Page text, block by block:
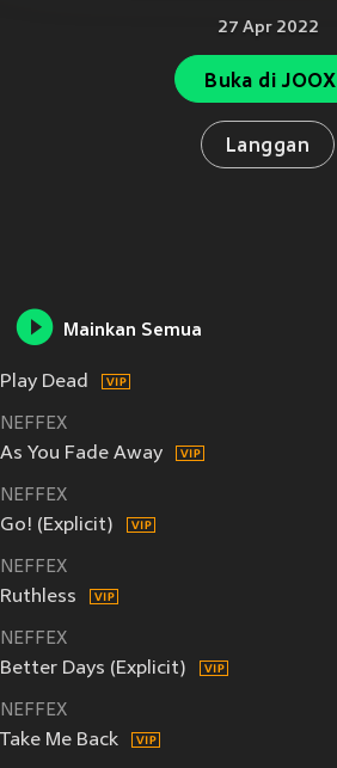
27 Apr 2022
Buka di JOOX
Langgan
Mainkan Semua
Play Dead
NEFFEX
As You Fade Away
NEFFEX
Go! (Explicit)
NEFFEX
Ruthless
NEFFEX
Better Days (Explicit)
NEFFEX
Take Me Back